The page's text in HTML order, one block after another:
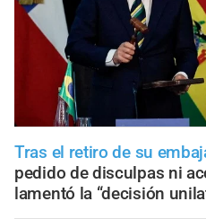
Tras el retiro de su
pedido de disculpas ni
lamentó la “decisión